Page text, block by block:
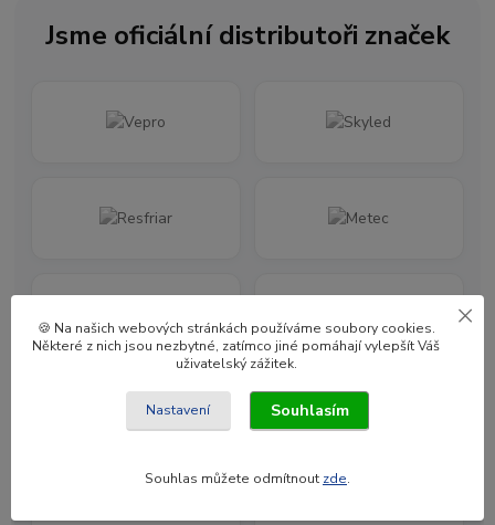
Jsme oficiální distributoři značek
🍪 Na našich webových stránkách používáme soubory cookies.
Některé z nich jsou nezbytné, zatímco jiné pomáhají vylepšít Váš
uživatelský zážitek.
Nastavení Souhlasím
Souhlas můžete odmítnout zde.